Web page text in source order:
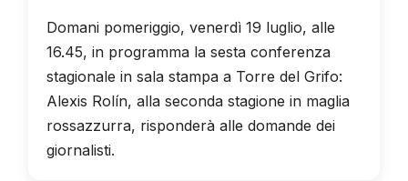
Domani pomeriggio, venerdì 19 luglio, alle
16.45, in programma la sesta conferenza
stagionale in sala stampa a Torre del Grifo:
Alexis Rolín, alla seconda stagione in maglia
rossazzurra, risponderà alle domande dei
giornalisti.